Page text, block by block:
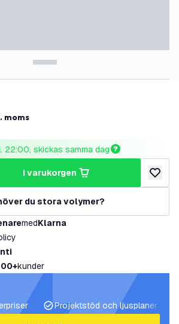
moms
22:00, skickas samma dag
i varukorgen
lägg
du stora volymer?
medKlarna
kunder
Projektstöd och ljusplaner